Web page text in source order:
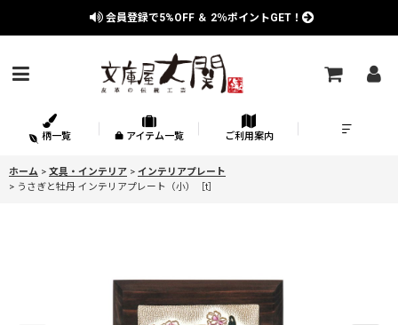
会員登録で5%OFF ＆ 2％ポイントGET！
柄一覧 アイテム一覧 ご利用案内
ホーム > 文具・インテリア > インテリアプレート
> うさぎと牡丹 インテリアプレート（小）［t］